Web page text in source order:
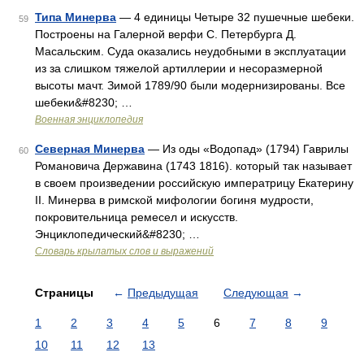
59 Типа Минерва — 4 единицы Четыре 32 пушечные шебеки.
Построены на Галерной верфи С. Петербурга Д.
Масальским. Суда оказались неудобными в эксплуатации
из за слишком тяжелой артиллерии и несоразмерной
высоты мачт. Зимой 1789/90 были модернизированы. Все
шебеки&#8230; …
Военная энциклопедия
60 Северная Минерва — Из оды «Водопад» (1794) Гаврилы
Романовича Державина (1743 1816). который так называет
в своем произведении российскую императрицу Екатерину
II. Минерва в римской мифологии богиня мудрости,
покровительница ремесел и искусств.
Энциклопедический&#8230; …
Словарь крылатых слов и выражений
Страницы ← Предыдущая Следующая →
1 2 3 4 5 6 7 8
9
10
11 12 13